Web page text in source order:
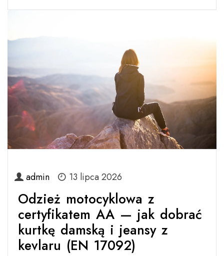
admin 13 lipca 2026
Odzież motocyklowa z
certyfikatem AA — jak dobrać
kurtkę damską i jeansy z
kevlaru (EN 17092)